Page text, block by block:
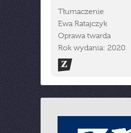
Tłumaczenie
Ewa Ratajczyk
Oprawa twarda
Rok wydania: 2020